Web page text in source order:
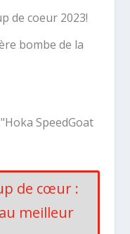
de coeur 2023!
bombe de la
SpeedGoat
de cœur :
meilleur